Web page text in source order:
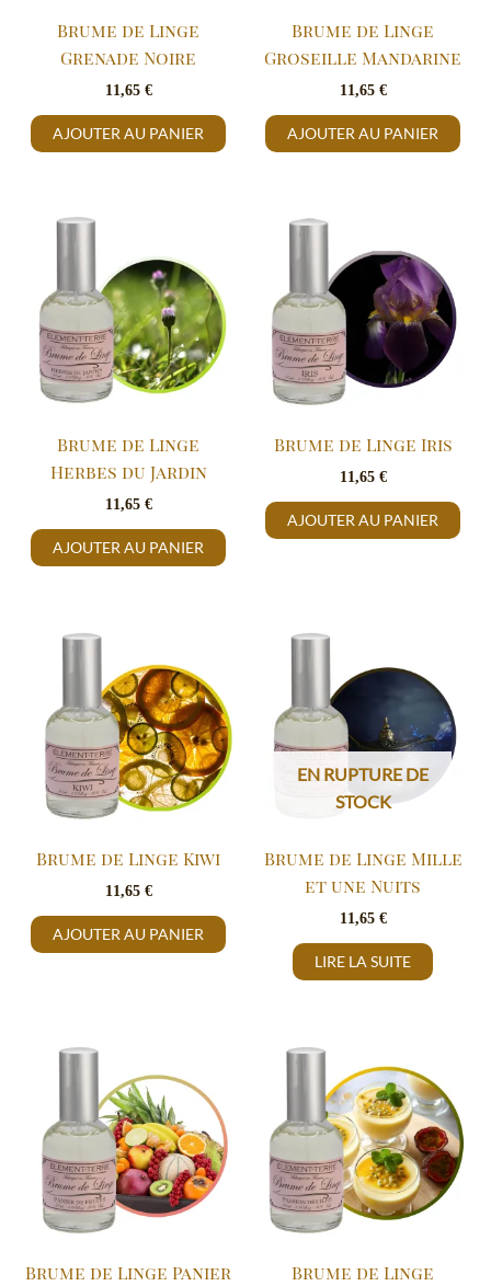
Brume de Linge
Grenade Noire
11,65 €
AJOUTER AU PANIER
Brume de Linge
Groseille Mandarine
11,65 €
AJOUTER AU PANIER
Brume de Linge
Herbes du Jardin
11,65 €
AJOUTER AU PANIER
Brume de Linge Iris
11,65 €
AJOUTER AU PANIER
Brume de Linge Kiwi
11,65 €
AJOUTER AU PANIER
EN RUPTURE DE
STOCK
Brume de Linge Mille
et une Nuits
11,65 €
LIRE LA SUITE
Brume de Linge Panier
Brume de Linge